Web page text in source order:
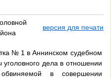
версия для печати
№ 1 в Аннинском судебном
дела в отношении
в совершении